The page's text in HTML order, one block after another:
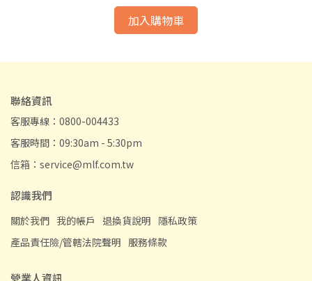
加入購物車
聯絡資訊
客服專線：0800-004433
客服時間：09:30am - 5:30pm
信箱：service@mlf.com.tw
認識我們
關於我們 我的帳戶 退換貨說明 隱私政策
產品責任險/管轄法院聲明 服務條款
營業人資訊